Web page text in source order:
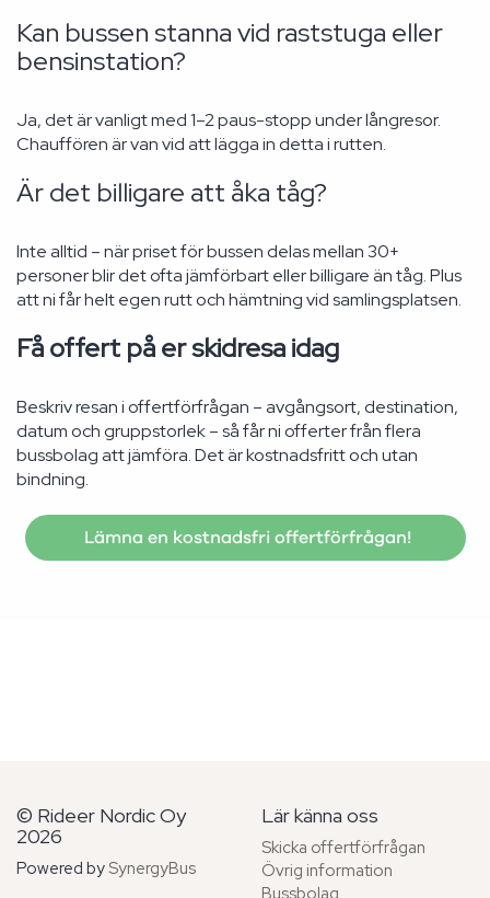
Kan bussen stanna vid raststuga eller
bensinstation?
Ja, det är vanligt med 1–2 paus-stopp under långresor.
Chauffören är van vid att lägga in detta i rutten.
Är det billigare att åka tåg?
Inte alltid – när priset för bussen delas mellan 30+
personer blir det ofta jämförbart eller billigare än tåg. Plus
att ni får helt egen rutt och hämtning vid samlingsplatsen.
Få offert på er skidresa idag
Beskriv resan i offertförfrågan – avgångsort, destination,
datum och gruppstorlek – så får ni offerter från flera
bussbolag att jämföra. Det är kostnadsfritt och utan
bindning.
Lämna en kostnadsfri offertförfrågan!
© Rideer Nordic Oy
2026
Powered by SynergyBus
Lär känna oss
Skicka offertförfrågan
Övrig information
Bussbolag